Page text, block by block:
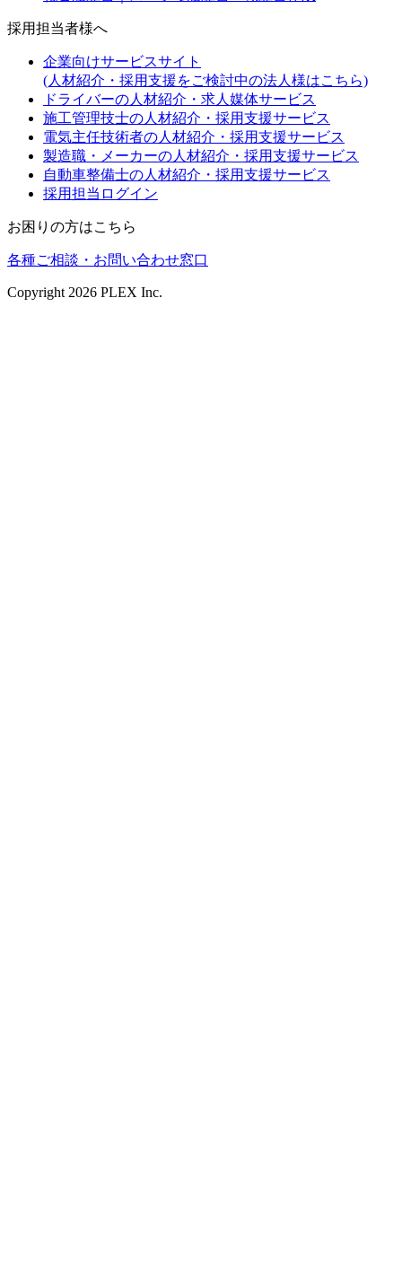
採用担当者様へ
企業向けサービスサイト
(人材紹介・採用支援をご検討中の法人様はこちら)
ドライバーの人材紹介・求人媒体サービス
施工管理技士の人材紹介・採用支援サービス
電気主任技術者の人材紹介・採用支援サービス
製造職・メーカーの人材紹介・採用支援サービス
自動車整備士の人材紹介・採用支援サービス
採用担当ログイン
お困りの方はこちら
各種ご相談・お問い合わせ窓口
Copyright 2026 PLEX Inc.